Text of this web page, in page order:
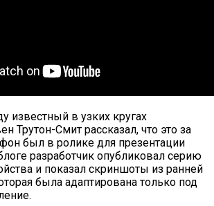
известный в узких кругах
Трутон-Смит рассказал, что это за
был в ролике для презентации
разработчик опубликовал серию
и показал скриншоты из ранней
была адаптирована только под